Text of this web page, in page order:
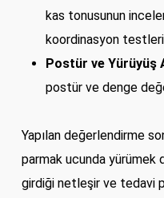
kas tonusunun
koordinasyon testleri
Postür ve Yürüyüş
postür ve denge
Yapılan değerlendirme
parmak ucunda yürümek
girdiği netleşir ve tedavi